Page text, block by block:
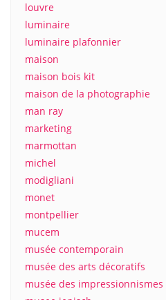
louvre
luminaire
luminaire plafonnier
maison
maison bois kit
maison de la photographie
man ray
marketing
marmottan
michel
modigliani
monet
montpellier
mucem
musée contemporain
musée des arts décoratifs
musée des impressionnismes